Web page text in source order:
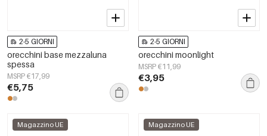
2-5 GIORNI
orecchini base mezzaluna
spessa
MSRP €17,99
€5,75
2-5 GIORNI
orecchini moonlight
MSRP €11,99
€3,95
Magazzino UE Magazzino UE